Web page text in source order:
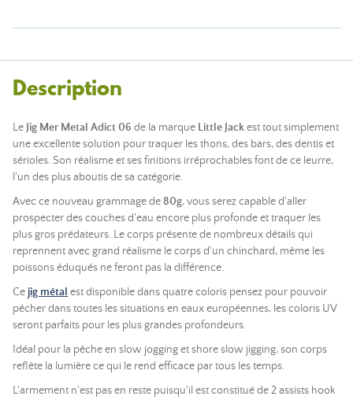
Description
Le Jig Mer Metal Adict 06 de la marque Little Jackest tout simplement
une excellente solution pour traquer les thons, des bars, des dentis et
sérioles. Son réalisme et ses finitions irréprochables font de ce leurre,
l'un des plus aboutis de sa catégorie.
Avec ce nouveau grammage de80g, vous serez capable d'aller
prospecter des couches d'eau encore plus profonde et traquer les
plus gros prédateurs. Le corps présente de nombreux détails qui
reprennent avec grand réalisme le corps d'un chinchard, même les
poissons éduqués ne feront pas la différence.
Cejig métal est disponible dans quatre coloris pensez pour pouvoir
pêcher dans toutes les situations en eaux européennes, les coloris UV
seront parfaits pour les plus grandes profondeurs.
Idéal pour la pêche en slow jogging et shore slow jigging, son corps
reflète la lumière ce qui le rend efficace par tous les temps.
L'armement n'est pas en reste puisqu'il est constitué de 2 assists hook